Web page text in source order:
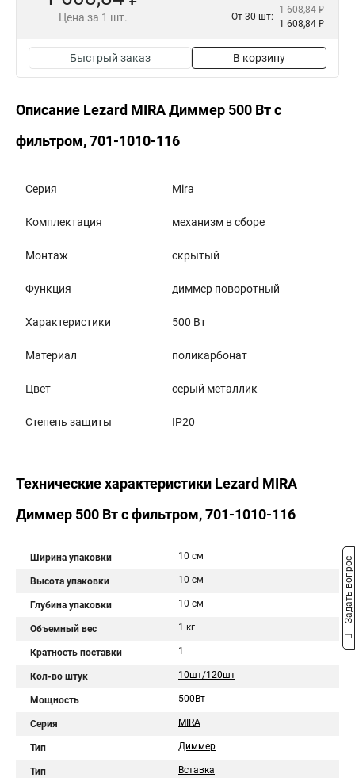
Цена за 1 шт. От 30 шт:
1 608,84 ₽
1 608,84 ₽
Быстрый заказ В корзину
Описание Lezard MIRA Диммер 500 Вт с
фильтром, 701-1010-116
Серия Mira
Комплектация механизм в сборе
Монтаж скрытый
Функция диммер поворотный
Характеристики 500 Вт
Материал поликарбонат
Цвет серый металлик
Степень защиты IP20
Технические характеристики Lezard MIRA
Диммер 500 Вт с фильтром, 701-1010-116
Ширина упаковки 10 см
Высота упаковки 10 см
Глубина упаковки 10 см
Объемный вес 1 кг
Кратность поставки 1
Кол-во штук 10шт/120шт
Мощность 500Вт
Серия MIRA
Тип Диммер
Тип Вставка
Задать вопрос